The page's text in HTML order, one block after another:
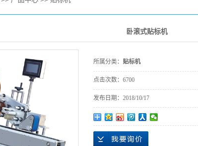
卧滚式贴标机
所属分类： 贴标机
点击次数： 6700
发布日期： 2018/10/17